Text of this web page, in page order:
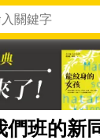
們班的新